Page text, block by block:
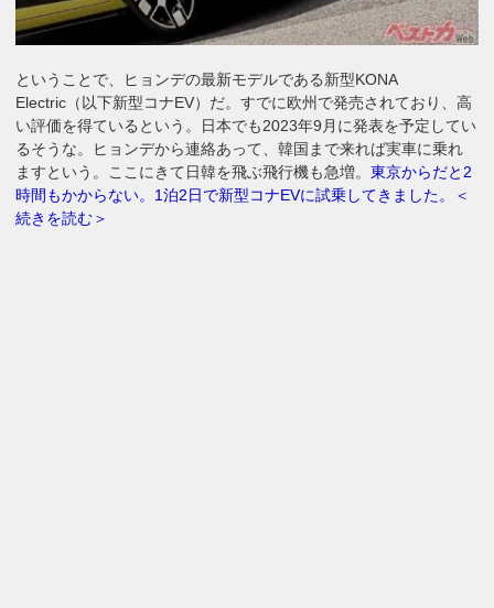
ということで、ヒョンデの最新モデルである新型KONA
Electric（以下新型コナEV）だ。すでに欧州で発売されており、高
い評価を得ているという。日本でも2023年9月に発表を予定してい
るそうな。ヒョンデから連絡あって、韓国まで来れば実車に乗れ
ますという。ここにきて日韓を飛ぶ飛行機も急増。東京からだと2
時間もかからない。1泊2日で新型コナEVに試乗してきました。＜
続きを読む＞